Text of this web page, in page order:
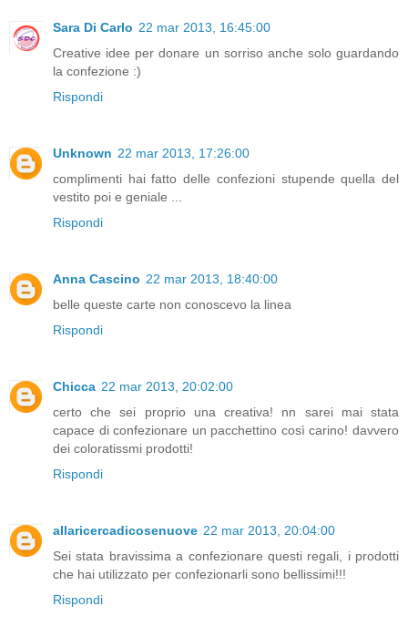
Sara Di Carlo 22 mar 2013, 16:45:00
Creative idee per donare un sorriso anche solo guardando
la confezione :)
Rispondi
Unknown 22 mar 2013, 17:26:00
complimenti hai fatto delle confezioni stupende quella del
vestito poi e geniale ...
Rispondi
Anna Cascino 22 mar 2013, 18:40:00
belle queste carte non conoscevo la linea
Rispondi
Chicca 22 mar 2013, 20:02:00
certo che sei proprio una creativa! nn sarei mai stata
capace di confezionare un pacchettino così carino! davvero
dei coloratissmi prodotti!
Rispondi
allaricercadicosenuove 22 mar 2013, 20:04:00
Sei stata bravissima a confezionare questi regali, i prodotti
che hai utilizzato per confezionarli sono bellissimi!!!
Rispondi